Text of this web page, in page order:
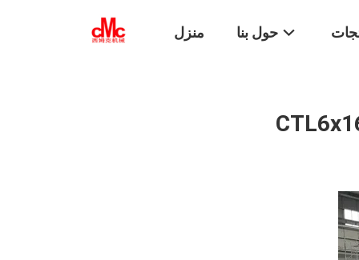
منزل حول بنا